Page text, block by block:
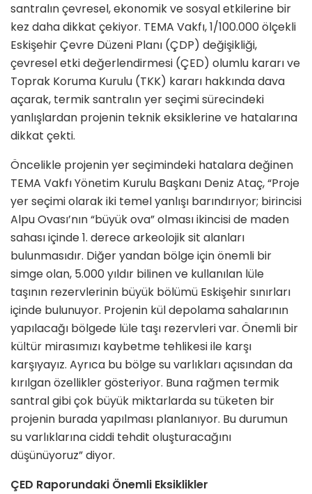
santralın çevresel, ekonomik ve sosyal etkilerine bir
kez daha dikkat çekiyor. TEMA Vakfı, 1/100.000 ölçekli
Eskişehir Çevre Düzeni Planı (ÇDP) değişikliği,
çevresel etki değerlendirmesi (ÇED) olumlu kararı ve
Toprak Koruma Kurulu (TKK) kararı hakkında dava
açarak, termik santralın yer seçimi sürecindeki
yanlışlardan projenin teknik eksiklerine ve hatalarına
dikkat çekti.
Öncelikle projenin yer seçimindeki hatalara değinen
TEMA Vakfı Yönetim Kurulu Başkanı Deniz Ataç, “Proje
yer seçimi olarak iki temel yanlışı barındırıyor; birincisi
Alpu Ovası’nın “büyük ova” olması ikincisi de maden
sahası içinde 1. derece arkeolojik sit alanları
bulunmasıdır. Diğer yandan bölge için önemli bir
simge olan, 5.000 yıldır bilinen ve kullanılan lüle
taşının rezervlerinin büyük bölümü Eskişehir sınırları
içinde bulunuyor. Projenin kül depolama sahalarının
yapılacağı bölgede lüle taşı rezervleri var. Önemli bir
kültür mirasımızı kaybetme tehlikesi ile karşı
karşıyayız. Ayrıca bu bölge su varlıkları açısından da
kırılgan özellikler gösteriyor. Buna rağmen termik
santral gibi çok büyük miktarlarda su tüketen bir
projenin burada yapılması planlanıyor. Bu durumun
su varlıklarına ciddi tehdit oluşturacağını
düşünüyoruz” diyor.
ÇED Raporundaki Önemli Eksiklikler